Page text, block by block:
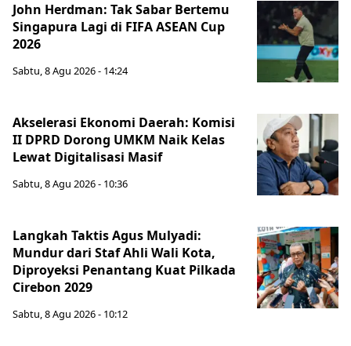
John Herdman: Tak Sabar Bertemu
Singapura Lagi di FIFA ASEAN Cup
2026
Sabtu, 8 Agu 2026 - 14:24
Akselerasi Ekonomi Daerah: Komisi
II DPRD Dorong UMKM Naik Kelas
Lewat Digitalisasi Masif
Sabtu, 8 Agu 2026 - 10:36
Langkah Taktis Agus Mulyadi:
Mundur dari Staf Ahli Wali Kota,
Diproyeksi Penantang Kuat Pilkada
Cirebon 2029
Sabtu, 8 Agu 2026 - 10:12